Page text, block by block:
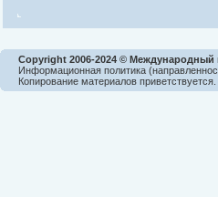
Copyright 2006-2024 ©
Информационная политика
Копирование материалов